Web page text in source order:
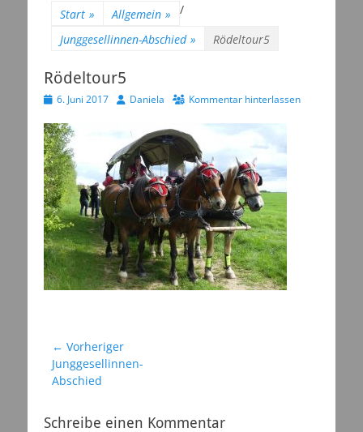
Start » Allgemein »
/
Junggesellinnen-Abschied » Rödeltour5
Rödeltour5
Veröffentlicht
6. Juni 2017 AutorDaniela Kommentar hinterlassen
Beitragsnavigation
← Vorheriger
Vorheriger
Beitrag:
Junggesellinnen-
Abschied
Schreibe einen Kommentar